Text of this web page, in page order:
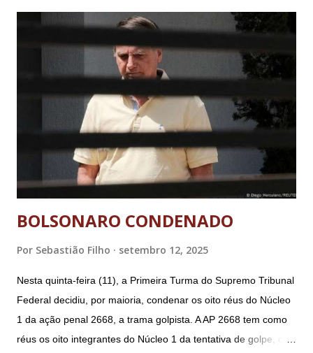
BOLSONARO CONDENADO
Por Sebastião Filho setembro 12, 2025
Nesta quinta-feira (11), a Primeira Turma do Supremo Tribunal
Federal decidiu, por maioria, condenar os oito réus do Núcleo
1 da ação penal 2668, a trama golpista. A AP 2668 tem como
réus os oito integrantes do Núcleo 1 da tentativa de golpe, ou